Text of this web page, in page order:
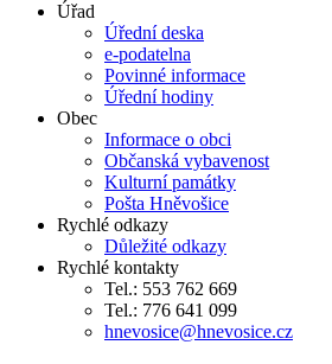
Úřad
Úřední deska
e-podatelna
Povinné informace
Úřední hodiny
Obec
Informace o obci
Občanská vybavenost
Kulturní památky
Pošta Hněvošice
Rychlé odkazy
Důležité odkazy
Rychlé kontakty
Tel.: 553 762 669
Tel.: 776 641 099
hnevosice@hnevosice.cz